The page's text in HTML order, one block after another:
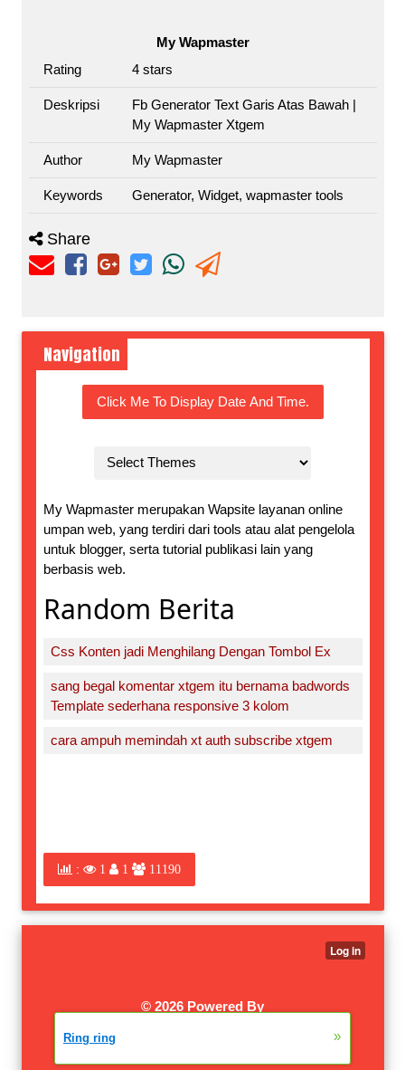
My Wapmaster
Rating
4 stars
Deskripsi
Fb Generator Text Garis Atas Bawah |
My Wapmaster Xtgem
Author My Wapmaster
Keywords Generator, Widget, wapmaster tools
Share
Navigation
Click Me To Display Date And Time.
My Wapmaster merupakan Wapsite layanan online
umpan web, yang terdiri dari tools atau alat pengelola
untuk blogger, serta tutorial publikasi lain yang
berbasis web.
Random Berita
Css Konten jadi Menghilang Dengan Tombol Ex
sang begal komentar xtgem itu bernama badwords
Template sederhana responsive 3 kolom
cara ampuh memindah xt auth subscribe xtgem
: 1 1 11190
© 2026 Powered By
Ring ring »